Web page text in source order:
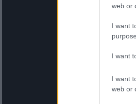
web or
I want
I want
I want
web or